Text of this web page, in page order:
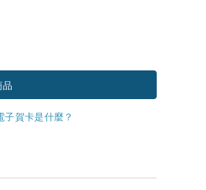
子賀卡是什麼？